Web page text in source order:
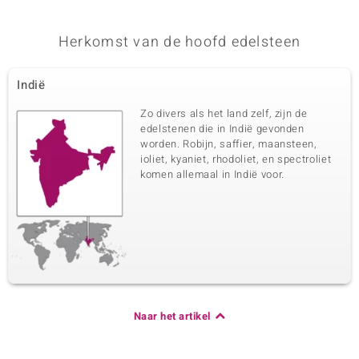
Herkomst van de hoofd edelsteen
Indië
Zo divers als het land zelf, zijn de
edelstenen die in Indië gevonden
worden. Robijn, saffier, maansteen,
ioliet, kyaniet, rhodoliet, en spectroliet
komen allemaal in Indië voor.
Naar het artikel